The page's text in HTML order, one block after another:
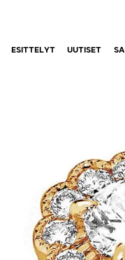
ESITTELYT UUTISET